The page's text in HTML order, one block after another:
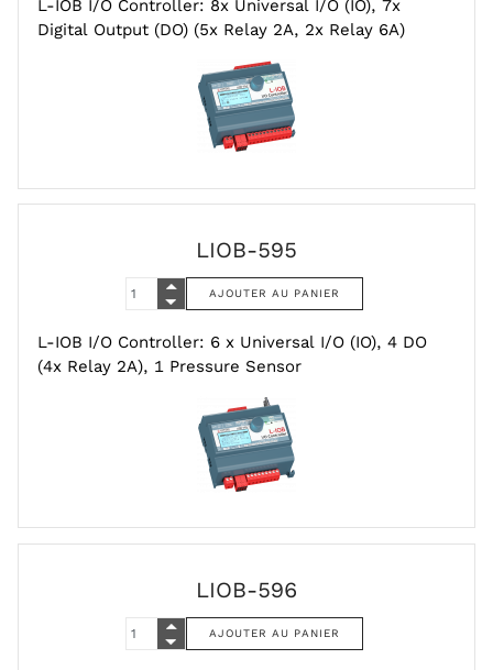
L-IOB I/O Controller: 8x Universal I/O (IO), 7x
Digital Output (DO) (5x Relay 2A, 2x Relay 6A)
LIOB-595
L-IOB I/O Controller: 6 x Universal I/O (IO), 4 DO
(4x Relay 2A), 1 Pressure Sensor
LIOB-596